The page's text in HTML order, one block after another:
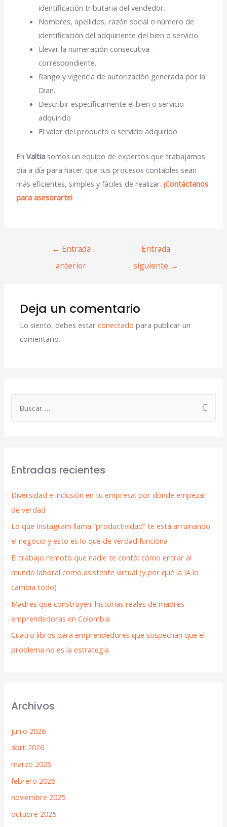
Entradas recientes
Diversidad e inclusión en tu empresa: por dónde empezar
de verdad
Lo que Instagram llama “productividad” te está arruinando
el negocio y esto es lo que de verdad funciona
El trabajo remoto que nadie te contó: cómo entrar al
mundo laboral como asistente virtual (y por qué la IA lo
cambia todo)
Madres que construyen: historias reales de madres
emprendedoras en Colombia
Cuatro libros para emprendedores que sospechan que el
problema no es la estrategia
Archivos
junio 2026
abril 2026
marzo 2026
febrero 2026
noviembre 2025
octubre 2025
identificación tributaria del vendedor.
Nombres, apellidos, razón social o número de
identificación del adquiriente del bien o servicio.
Llevar la numeración consecutiva
correspondiente.
Rango y vigencia de autorización generada por la
Dian.
Describir específicamente el bien o servicio
adquirido
El valor del producto o servicio adquirido
EnValtia somos un equipo de expertos que trabajamos
día a día para hacer que tus procesos contables sean
más eficientes, simples y fáciles de realizar. ¡Contáctanos
para asesorarte!
← Entrada
anterior
Entrada
siguiente →
Deja un comentario
Lo siento, debes estarconectado para publicar un
comentario.